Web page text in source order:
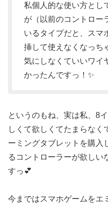
私個人的な使い方とし
が（以前のコントロー
いるタイプだと、スマ
挿して使えなくなっち
気にしなくていいワイ
かったんですっ！✨
というのもね、実は私、8
しくて欲しくてたまらなく
ーミングタブレットを購入
るコントローラーが欲しい
すっ💕
今まではスマホゲームをエ